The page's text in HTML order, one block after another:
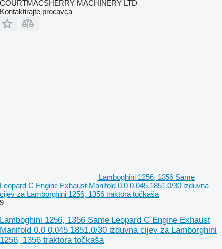
COURTMACSHERRY MACHINERY LTD
Kontaktirajte prodavca
Lamboghini 1256, 1356 Same
Leopard C Engine Exhaust Manifold 0.0 0.045.1851.0/30 izduvna
cijev za Lamborghini 1256, 1356 traktora točkaša
9
Lamboghini 1256, 1356 Same Leopard C Engine Exhaust
Manifold 0.0 0.045.1851.0/30 izduvna cijev za Lamborghini
1256, 1356 traktora točkaša